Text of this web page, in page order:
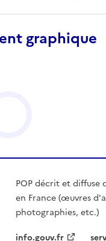
graphique
POP décrit et diffuse
en France (œuvres
photographies, etc.)
info.gouv.fr